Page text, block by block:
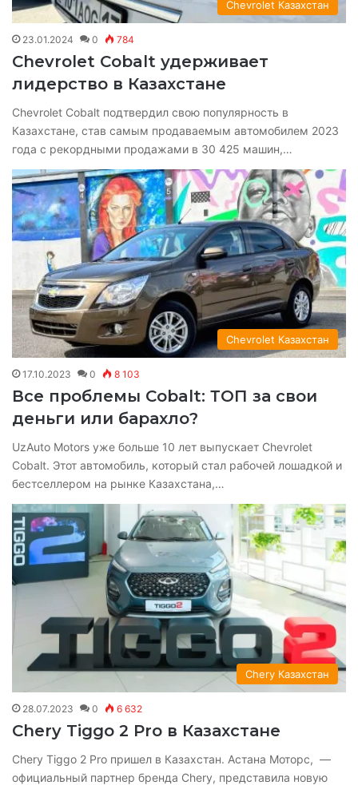
Chevrolet Казахстан
23.01.2024 0 784
Chevrolet Cobalt удерживает
лидерство в Казахстане
Chevrolet Cobalt подтвердил свою популярность в
Казахстане, став самым продаваемым автомобилем 2023
года с рекордными продажами в 30 425 машин,…
Chevrolet Казахстан
17.10.2023 0 8 103
Все проблемы Cobalt: ТОП за свои
деньги или барахло?
UzAuto Motors уже больше 10 лет выпускает Chevrolet
Cobalt. Этот автомобиль, который стал рабочей лошадкой и
бестселлером на рынке Казахстана,…
Chery Казахстан
28.07.2023 0 6 632
Chery Tiggo 2 Pro в Казахстане
Chery Tiggo 2 Pro пришел в Казахстан. Астана Моторс, —
официальный партнер бренда Chery, представила новую